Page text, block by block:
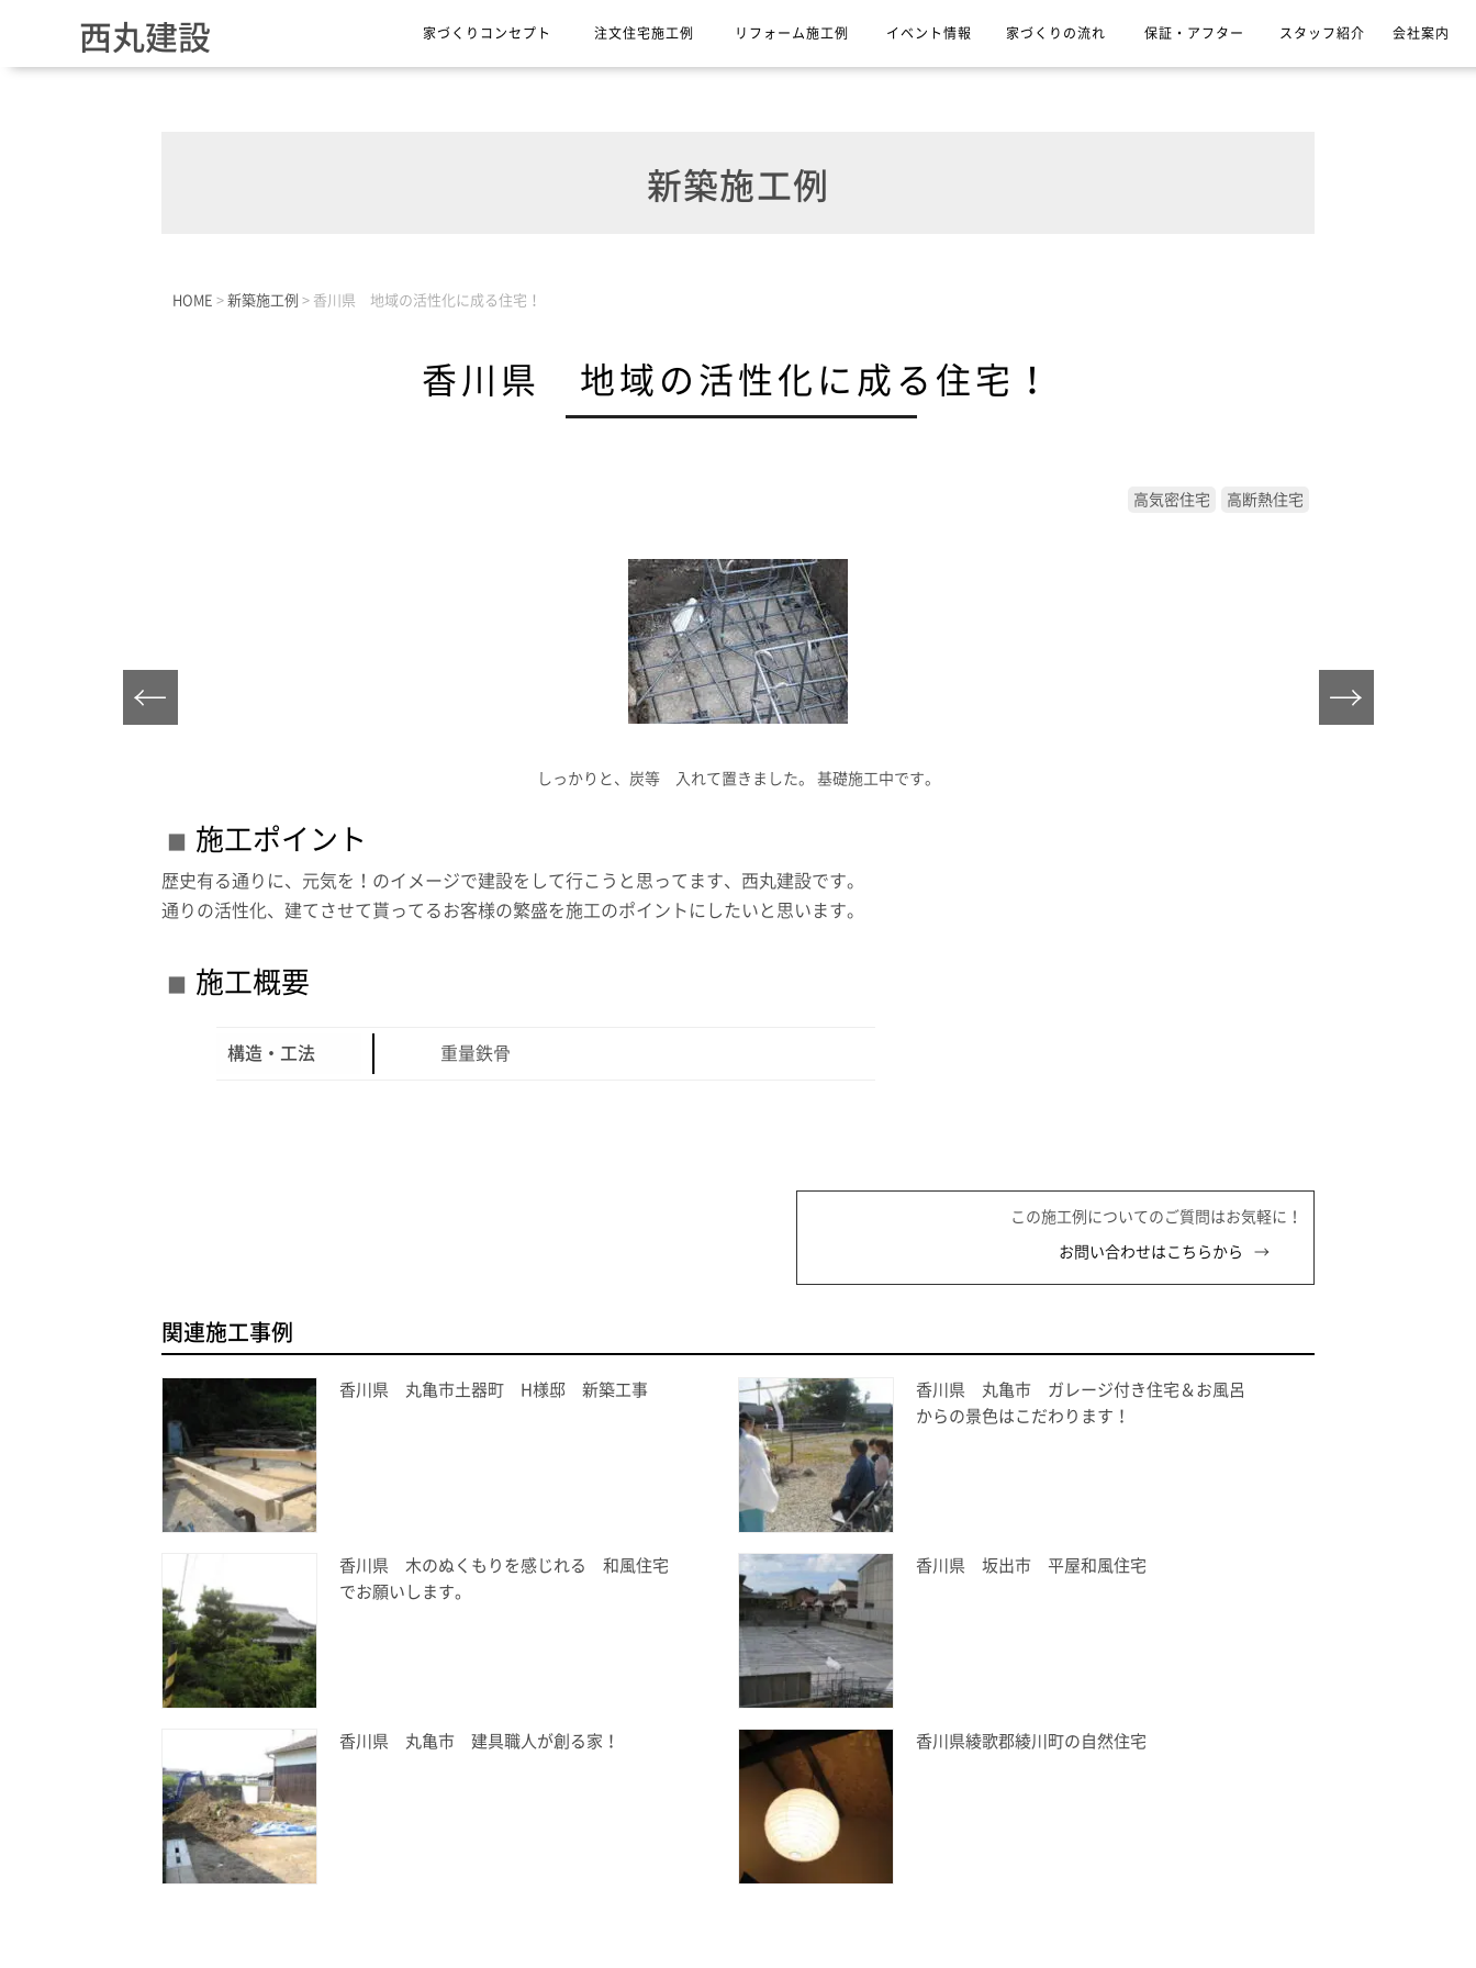
西丸建設 家づくりコンセプト 注文住宅施工例 リフォーム施工例 イベント情報 家づくりの流れ 保証・アフター スタッフ紹介 会社案内
新築施工例
HOME > 新築施工例 > 香川県 地域の活性化に成る住宅！
香川県 地域の活性化に成る住宅！
高気密住宅 高断熱住宅
しっかりと、炭等 入れて置きました。 基礎施工中です。
施工ポイント
歴史有る通りに、元気を！のイメージで建設をして行こうと思ってます、西丸建設です。
通りの活性化、建てさせて貰ってるお客様の繁盛を施工のポイントにしたいと思います。
施工概要
構造・工法 重量鉄骨
この施工例についてのご質問はお気軽に！
お問い合わせはこちらから
関連施工事例
香川県 丸亀市土器町 H様邸 新築工事
香川県 丸亀市 ガレージ付き住宅＆お風呂
からの景色はこだわります！
香川県 木のぬくもりを感じれる 和風住宅
でお願いします。
香川県 坂出市 平屋和風住宅
香川県 丸亀市 建具職人が創る家！ 香川県綾歌郡綾川町の自然住宅